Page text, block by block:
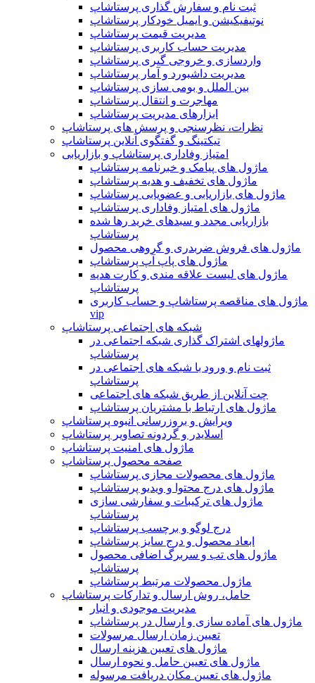
ثبت نام و سفارش گذاری پرستاشاپ
نوتیفیکیشن و ایمیل خودکار پرستاشاپ
مدیریت قیمت پرستاشاپ
مدیریت حساب کاربری پرستاشاپ
واردسازی و خروجی گیری پرستاشاپ
مدیریت داشبورد و آمار پرستاشاپ
بین الملل و بومی سازی پرستاشاپ
مهاجرت و انتقال پرستاشاپ
ابزارهای مدیریت پرستاشاپ
نظرات، نظرسنجی و پرسش های پرستاشاپ
تیکتینگ و گفتگوی آنلاین پرستاشاپ
امتیاز وفاداری پرستاشاپ و بازاریابی
ماژول های پیامک و خبرنامه پرستاشاپ
ماژول های تخفیف و هدیه پرستاشاپ
ماژول های بازاریابی و عضویابی پرستاشاپ
ماژول های امتیاز وفاداری پرستاشاپ
بازاریابی مجدد و سبدهای خرید رها شده
پرستاشاپ
ماژول های فروش ضربدری و گروهی محصول
ماژول های پاپ آپ پرستاشاپ
ماژول های لیست علاقه مندی و کارت هدیه
پرستاشاپ
ماژول های مناقصه پرستاشاپ و حساب کاربری
vip
شبکه های اجتماعی پرستاشاپ
ماژولهای اشتراک‌ گذاری شبکه اجتماعی در
پرستاشاپ
ثبت نام و ورود با شبکه های اجتماعی در
پرستاشاپ
چت آنلاین از طریق شبکه های اجتماعی
ماژول های ارتباط با مشتریان پرستاشاپ
ویرایش و بروزرسانی انبوه پرستاشاپ
اسلایدر و گردونه تصاویر پرستاشاپ
ماژول های امنیت پرستاشاپ
صفحه محصول پرستاشاپ
ماژول های محصولات مجازی پرستاشاپ
ماژول های درج محتوا و ویدیو پرستاشاپ
ماژول های ترکیبات و سفارشی سازی
پرستاشاپ
درج لوگو و برچسب پرستاشاپ
ابعاد محصول و درج سایز پرستاشاپ
ماژول های تب و سربرگ اضافی محصول
پرستاشاپ
ماژول محصولات مرتبط پرستاشاپ
حامل، روش ارسال و تدارکات پرستاشاپ
مدیریت موجودی و انبار
ماژول های آماده سازی و ارسال در پرستاشاپ
تعیین زمان ارسال مرسولات
ماژول های تعیین هزینه ارسال
ماژول های تعیین حامل و نحوه ارسال
ماژول های تعیین مکان دریافت مرسوله